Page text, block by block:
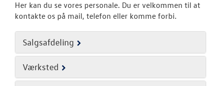
Her kan du se vores personale. Du er velkommen til at
kontakte os på mail, telefon eller komme forbi.
Salgsafdeling
Værksted